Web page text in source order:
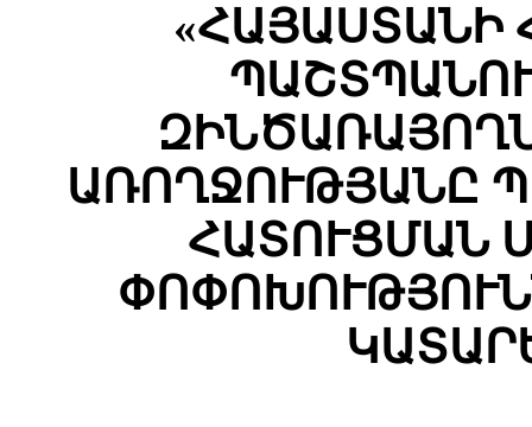
«ՀԱՅԱՍՏԱՆԻ
ԱՌՈՂՋՈՒԹՅԱՆԸ
ՀԱՏՈՒՑՄԱՆ